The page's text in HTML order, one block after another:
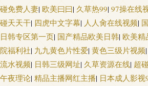
线二线 欧美日韩vv 男女互操高清无码 亚洲精品
片 狼人伊人色 av第三页 成人含羞草视频 韩国无
干精品一区 国产精品第二页 日本超碰97 午夜久
碰免费人妻| 欧美曰曰| 久草热99| 97操在线
碰天天干| 四虎中文字幕| 人人肏在线视频|
日韩专区第一页| 国产精品欧美日韩| 欧美精
院福利社| 九九黄色片性爱| 黄色三级片视频|
流水视频| 日韩三级网址| 久草资源在线| 超
午夜理论| 精品主播网红主播| 日本成人影视